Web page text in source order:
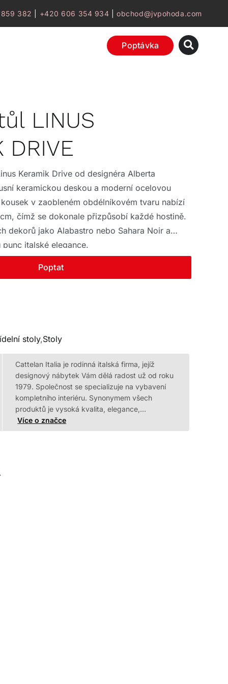
382 +420 606 354 934 |obchod@jvpohoda.com
Poptávka
LINUS
DRIVE
Keramik Drive od designéra Alberta
keramickou deskou a moderní ocelovou
v zaobleném obdélníkovém tvaru nabízí
čímž se dokonale přizpůsobí každé hostině.
dekorů jako Alabastro nebo Sahara Noir a
italské elegance.
Poptat
stoly,Stoly
Cattelan Italia je rodinná italská firma, jejíž
designový nábytek Vám dělá radost už od roku
1979. Společnost se specializuje na vybavení
kompletního interiéru. Synonymem všech
produktů je vysoká kvalita, elegance,…
Více o značce